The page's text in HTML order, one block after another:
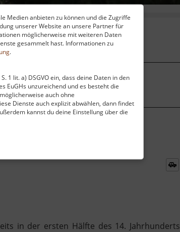
Medien anbieten zu können und die Zugriffe
unserer Website an unsere Partner für
möglicherweise mit weiteren Daten
gesammelt hast. Informationen zu
.
1 lit. a) DSGVO ein, dass deine Daten in den
EuGHs unzureichend und es besteht die
auch ohne
Dienste auch explizit abwählen, dann findet
kannst du deine Einstellung über die
Cookie-Einstellungen ändern
in der ersten Hälfte des 14. Jahrhunderts